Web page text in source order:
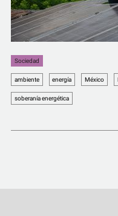
Sociedad
ambiente energía México
soberanía energética